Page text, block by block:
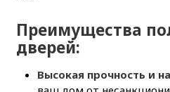
Преимущества
дверей:
Высокая прочность и